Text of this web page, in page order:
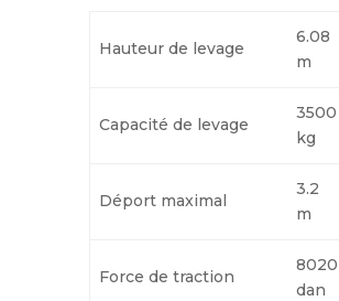
Hauteur de levage
6.08
m
Capacité de levage
3500
kg
Déport maximal
3.2
m
Force de traction
8020
dan